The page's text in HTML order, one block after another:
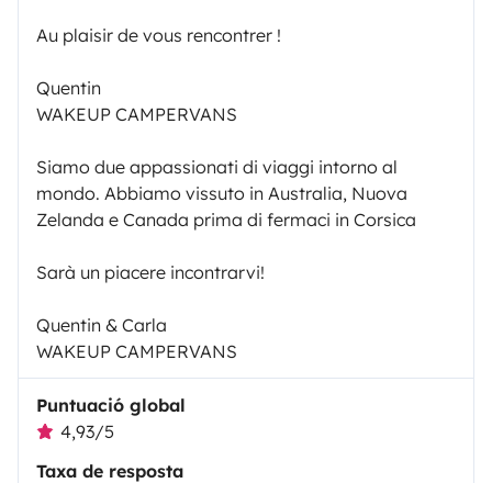
Au plaisir de vous rencontrer !
Quentin
WAKEUP CAMPERVANS
Siamo due appassionati di viaggi intorno al
mondo. Abbiamo vissuto in Australia, Nuova
Zelanda e Canada prima di fermaci in Corsica
Sarà un piacere incontrarvi!
Quentin & Carla
WAKEUP CAMPERVANS
Puntuació global
4,93/5
Taxa de resposta